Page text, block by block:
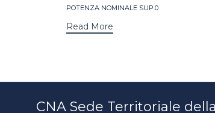
POTENZA NOMINALE SUP.0
Read More
CNA Sede Territoriale